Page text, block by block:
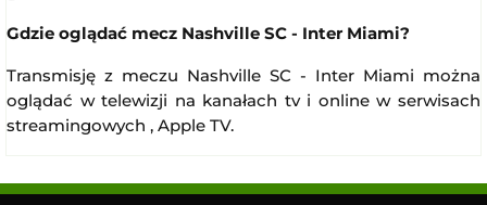
Gdzie oglądać mecz Nashville SC - Inter Miami?
Transmisję z meczu Nashville SC - Inter Miami można
oglądać w telewizji na kanałach tv i online w serwisach
streamingowych , Apple TV.